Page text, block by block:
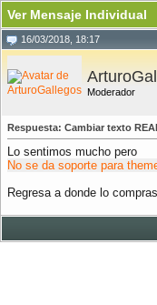
Ver Mensaje Individual
16/03/2018, 18:17
Moderador
Respuesta: Cambiar texto
Lo sentimos mucho pero
No se da soporte para
Regresa a donde lo